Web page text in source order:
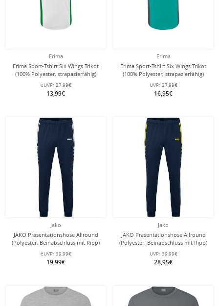
Erima
Erima Sport-Tshirt Six Wings Trikot
(100% Polyester, strapazierfähig)
weiss/smaragdgrün Kinder
eUVP: 27,99€
13,99€
Erima
Erima Sport-Tshirt Six Wings Trikot
(100% Polyester, strapazierfähig)
petrolblau/grau Kinder
UVP: 27,99€
16,95€
Jako
JAKO Präsentationshose Allround
(Polyester, Beinabschluss mit Ripp)
lang marineblau Kinder
eUVP: 39,99€
19,99€
Jako
JAKO Präsentationshose Allround
(Polyester, Beinabschluss mit Ripp)
lang marineblau/gelb Kinder
UVP: 39,99€
28,95€